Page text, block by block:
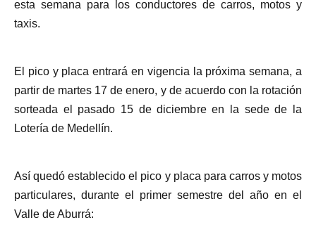
esta semana para los conductores de carros, motos y
taxis.
El pico y placa entrará en vigencia la próxima semana, a
partir de martes 17 de enero, y de acuerdo con la rotación
sorteada el pasado 15 de diciembre en la sede de la
Lotería de Medellín.
Así quedó establecido el pico y placa para carros y motos
particulares, durante el primer semestre del año en el
Valle de Aburrá: